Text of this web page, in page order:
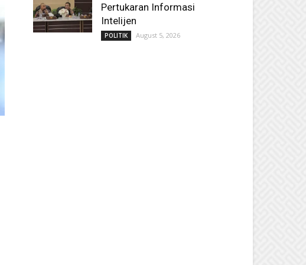
Pertukaran Informasi
Intelijen
POLITIK August 5, 2026